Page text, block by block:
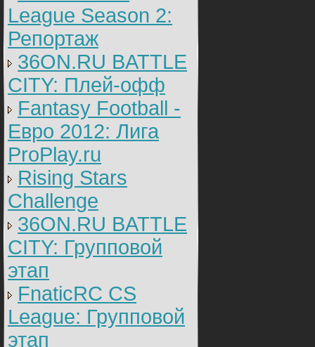
League Season 2:
Репортаж
36ON.RU BATTLE
CITY: Плей-офф
Fantasy Football -
Евро 2012: Лига
ProPlay.ru
Rising Stars
Challenge
36ON.RU BATTLE
CITY: Групповой
этап
FnaticRC CS
League: Групповой
этап